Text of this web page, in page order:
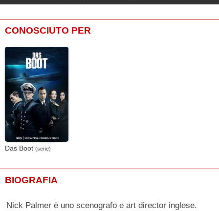
CONOSCIUTO PER
Das Boot (serie)
BIOGRAFIA
Nick Palmer è uno scenografo e art director inglese.